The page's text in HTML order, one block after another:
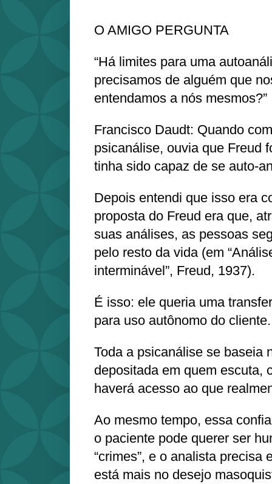
O AMIGO PERGUNTA
“Há limites para uma
precisamos de alguém que
entendamos a nós mesmos?”
Francisco Daudt: Quando
psicanálise, ouvia que Freud
tinha sido capaz de se auto-
Depois entendi que isso era
proposta do Freud era que,
suas análises, as pessoas
pelo resto da vida (em
interminável”, Freud, 1937).
É isso: ele queria uma
para uso autônomo do cliente.
Toda a psicanálise se baseia
depositada em quem escuta,
haverá acesso ao que
Ao mesmo tempo, essa
o paciente pode querer ser
“crimes”, e o analista precisa
está mais no desejo